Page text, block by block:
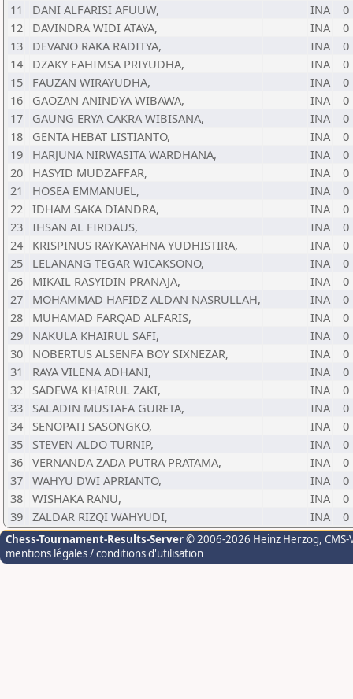
11
DANI ALFARISI AFUUW, INA
0
12
DAVINDRA WIDI ATAYA, INA
0
13
DEVANO RAKA RADITYA, INA
0
14
DZAKY FAHIMSA PRIYUDHA, INA
0
15
FAUZAN WIRAYUDHA, INA
0
16
GAOZAN ANINDYA WIBAWA, INA
0
17
GAUNG ERYA CAKRA WIBISANA, INA
0
18
GENTA HEBAT LISTIANTO, INA
0
19
HARJUNA NIRWASITA WARDHANA, INA
0
20
HASYID MUDZAFFAR, INA
0
21
HOSEA EMMANUEL, INA
0
22 IDHAM SAKA DIANDRA, INA
0
23 IHSAN AL FIRDAUS, INA
0
24
KRISPINUS RAYKAYAHNA YUDHISTIRA, INA
0
25
LELANANG TEGAR WICAKSONO, INA
0
26
MIKAIL RASYIDIN PRANAJA, INA
0
27
MOHAMMAD HAFIDZ ALDAN NASRULLAH, INA
0
28
MUHAMAD FARQAD ALFARIS, INA
0
29
NAKULA KHAIRUL SAFI, INA
0
30
NOBERTUS ALSENFA BOY SIXNEZAR, INA
0
31
RAYA VILENA ADHANI, INA
0
32
SADEWA KHAIRUL ZAKI, INA
0
33
SALADIN MUSTAFA GURETA, INA
0
34
SENOPATI SASONGKO, INA
0
35
STEVEN ALDO TURNIP, INA
0
36 VERNANDA ZADA PUTRA PRATAMA, INA
0
37 WAHYU DWI APRIANTO, INA
0
38 WISHAKA RANU, INA
0
39 ZALDAR RIZQI WAHYUDI, INA 0
Chess-Tournament-Results-Server© 2006-2026 Heinz Herzog,
mentions légales / conditions d'utilisation